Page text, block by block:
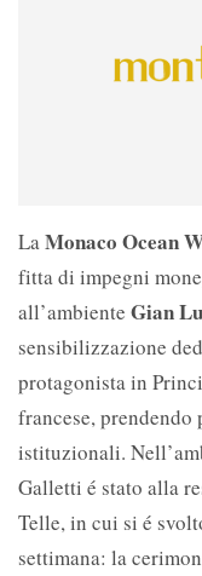
La Monaco Ocean
fitta di impegni
all’ambiente Gian
sensibilizzazione
protagonista in
francese, prendendo
istituzionali.
Galletti é stato alla
Telle, in cui si é
settimana: la